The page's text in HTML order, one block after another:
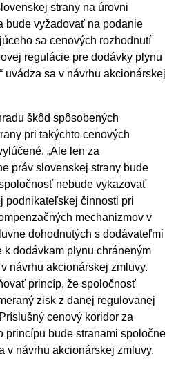
strany na úrovni
bude vyžadovať na podanie
sa cenových rozhodnutí
regulácie pre dodávky plynu
uvádza sa v návrhu akcionárskej
škôd spôsobených
pri takýchto cenových
„Ale len za
práv slovenskej strany bude
nebude vykazovať
podnikateľskej činnosti pri
mechanizmov v
dohodnutých s dodávateľmi
k dodávkam plynu chráneným
návrhu akcionárskej zmluvy.
princíp, že spoločnosť
zisk z danej regulovanej
cenový koridor za
princípu bude stranami spoločne
v návrhu akcionárskej zmluvy.